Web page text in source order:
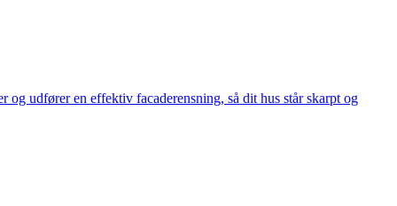
udfører en effektiv facaderensning, så dit hus står skarpt og